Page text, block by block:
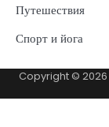
Путешествия
Спорт и йога
Copyright © 2026